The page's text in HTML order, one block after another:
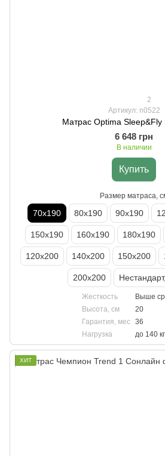
2
Артикул: n0522
Матрас Optima Sleep&Fly
6 648 грн
В наличии
Купить
Размер матраса,
70х190 80х190 90х190
150х190 160х190 180х190
120х200 140х200 150х200
200х200
Жесткость
Выше
Высота, см
20
Гарантия, мес 36
Нагрузка
до 140 кг
ХИТ